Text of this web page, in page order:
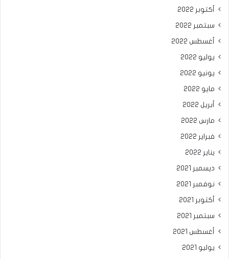
أكتوبر 2022
سبتمبر 2022
أغسطس 2022
يوليو 2022
يونيو 2022
مايو 2022
أبريل 2022
مارس 2022
فبراير 2022
يناير 2022
ديسمبر 2021
نوفمبر 2021
أكتوبر 2021
سبتمبر 2021
أغسطس 2021
يوليو 2021